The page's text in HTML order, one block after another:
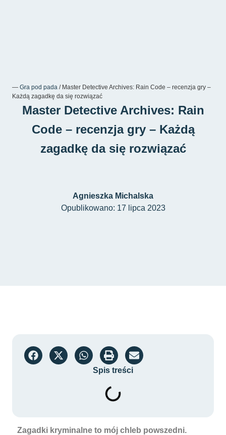
― Gra pod pada / Master Detective Archives: Rain Code – recenzja gry –
Każdą zagadkę da się rozwiązać
Master Detective Archives: Rain
Code – recenzja gry – Każdą
zagadkę da się rozwiązać
Agnieszka Michalska
Opublikowano: 17 lipca 2023
Spis treści
Zagadki kryminalne to mój chleb powszedni.